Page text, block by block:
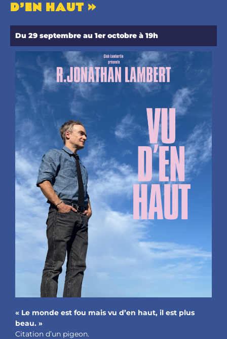
D’EN HAUT »
Du 29 septembre au 1er octobre à 19h
« Le monde est fou mais vu d’en haut, il est plus
beau. »
Citation d’un pigeon.